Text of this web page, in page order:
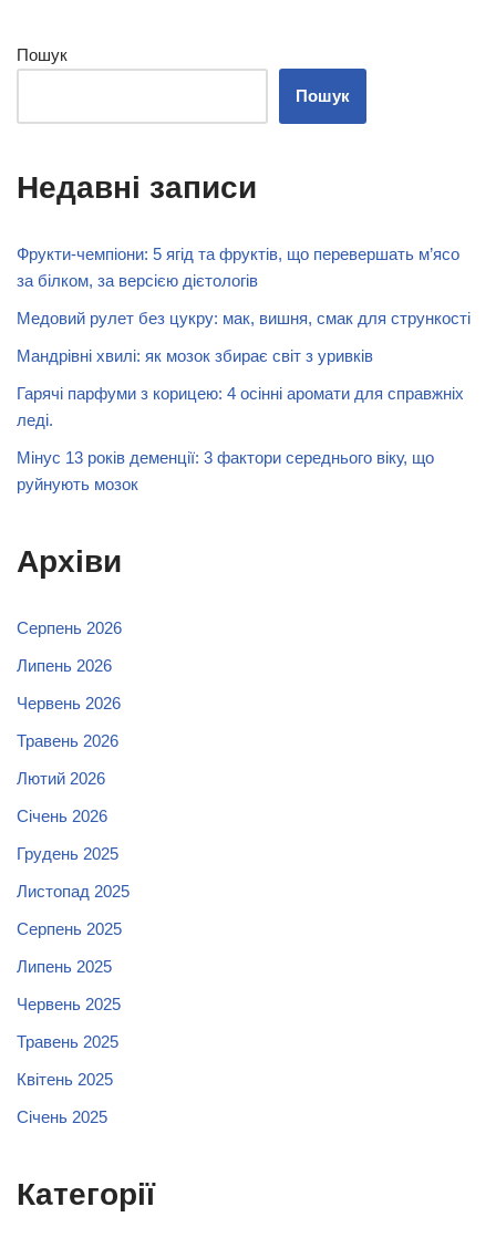
Пошук
Пошук
Недавні записи
Фрукти-чемпіони: 5 ягід та фруктів, що перевершать м’ясо
за білком, за версією дієтологів
Медовий рулет без цукру: мак, вишня, смак для стрункості
Мандрівні хвилі: як мозок збирає світ з уривків
Гарячі парфуми з корицею: 4 осінні аромати для справжніх
леді.
Мінус 13 років деменції: 3 фактори середнього віку, що
руйнують мозок
Архіви
Серпень 2026
Липень 2026
Червень 2026
Травень 2026
Лютий 2026
Січень 2026
Грудень 2025
Листопад 2025
Серпень 2025
Липень 2025
Червень 2025
Травень 2025
Квітень 2025
Січень 2025
Категорії